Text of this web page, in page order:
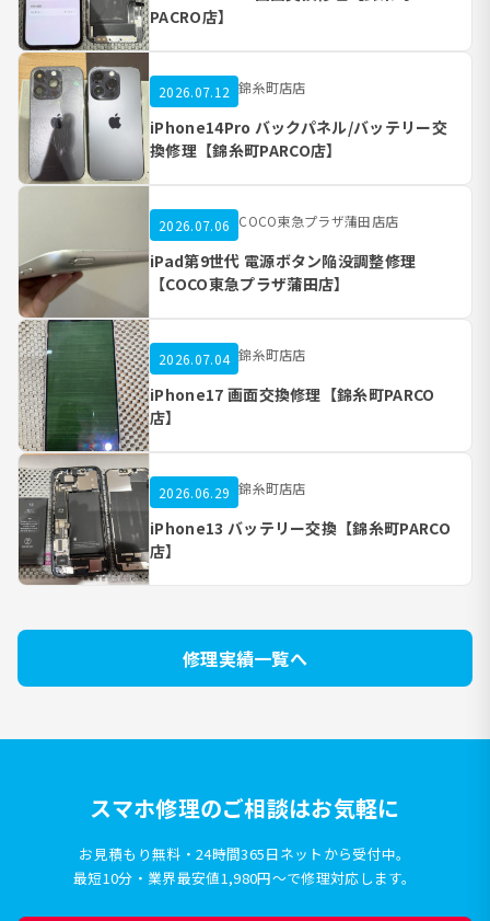
PACRO店】
2026.07.12 錦糸町店店
iPhone14Pro バックパネル/バッテリー交
換修理【錦糸町PARCO店】
2026.07.06 COCO東急プラザ蒲田店店
iPad第9世代 電源ボタン陥没調整修理
【COCO東急プラザ蒲田店】
2026.07.04 錦糸町店店
iPhone17 画面交換修理【錦糸町PARCO
店】
2026.06.29 錦糸町店店
iPhone13 バッテリー交換【錦糸町PARCO
店】
修理実績一覧へ
スマホ修理のご相談はお気軽に
お見積もり無料・24時間365日ネットから受付中。
最短10分・業界最安値1,980円〜で修理対応します。